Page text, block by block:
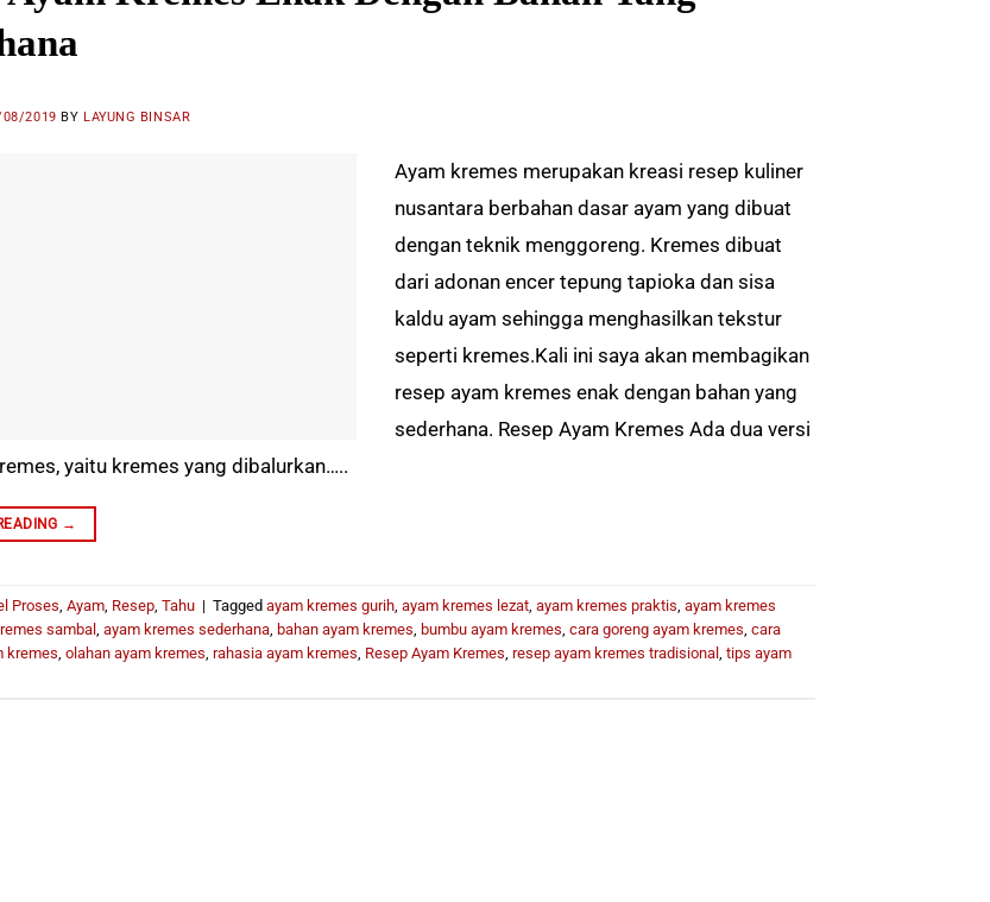
2019 BY LAYUNG BINSAR
Ayam kremes merupakan kreasi resep kuliner
nusantara berbahan dasar ayam yang dibuat
dengan teknik menggoreng. Kremes dibuat
dari adonan encer tepung tapioka dan sisa
kaldu ayam sehingga menghasilkan tekstur
seperti kremes.Kali ini saya akan membagikan
resep ayam kremes enak dengan bahan yang
sederhana. Resep Ayam Kremes Ada dua versi
yaitu kremes yang dibalurkan…..
→
Proses Ayam, Resep, Tahu | Tagged ayam kremes gurih, ayam kremes lezat, ayam kremes praktis ayam kremes
sambal, ayam kremes sederhana, bahan ayam kremes bumbu ayam kremes cara goreng ayam kremes cara
kremes olahan ayam kremes rahasia ayam kremes Resep Ayam Kremes resep ayam kremes tradisional, tips ayam